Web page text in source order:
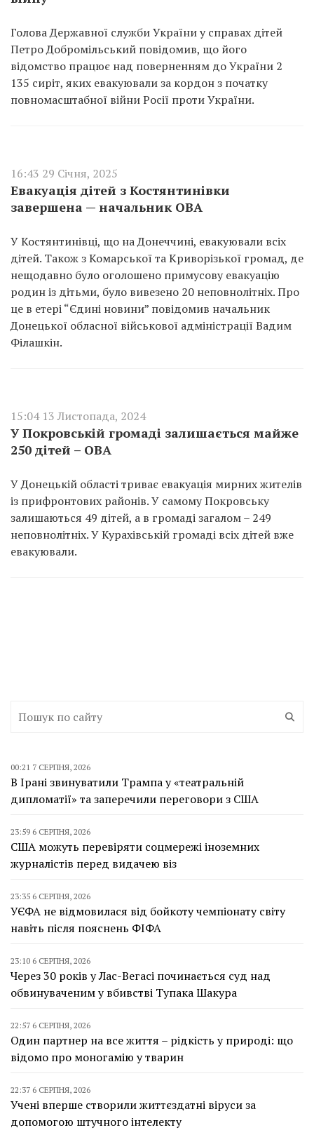
Голова Державної служби України у справах дітей
Петро Добромільський повідомив, що його
відомство працює над поверненням до України 2
135 сиріт, яких евакуювали за кордон з початку
повномасштабної війни Росії проти України.
16:43 29 Січня, 2025
Евакуація дітей з Костянтинівки
завершена — начальник ОВА
У Костянтинівці, що на Донеччині, евакуювали всіх
дітей. Також з Комарської та Криворізької громад, де
нещодавно було оголошено примусову евакуацію
родин із дітьми, було вивезено 20 неповнолітніх. Про
це в етері “Єдині новини” повідомив начальник
Донецької обласної військової адміністрації Вадим
Філашкін.
15:04 13 Листопада, 2024
У Покровській громаді залишається майже
250 дітей – ОВА
У Донецькій області триває евакуація мирних жителів
із прифронтових районів. У самому Покровську
залишаються 49 дітей, а в громаді загалом – 249
неповнолітніх. У Курахівській громаді всіх дітей вже
евакуювали.
00:21 7 СЕРПНЯ, 2026
В Ірані звинуватили Трампа у «театральній
дипломатії» та заперечили переговори з США
23:59 6 СЕРПНЯ, 2026
США можуть перевіряти соцмережі іноземних
журналістів перед видачею віз
23:35 6 СЕРПНЯ, 2026
УЄФА не відмовилася від бойкоту чемпіонату світу
навіть після пояснень ФІФА
23:10 6 СЕРПНЯ, 2026
Через 30 років у Лас-Вегасі починається суд над
обвинуваченим у вбивстві Тупака Шакура
22:57 6 СЕРПНЯ, 2026
Один партнер на все життя – рідкість у природі: що
відомо про моногамію у тварин
22:37 6 СЕРПНЯ, 2026
Учені вперше створили життєздатні віруси за
допомогою штучного інтелекту